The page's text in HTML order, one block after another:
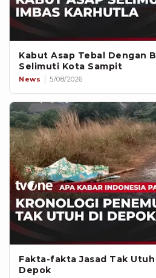
Kabut Asap Tebal Dengan
Selimuti Kota Sampit
News 5/08/2026
Fakta-fakta Jasad Tak
Depok